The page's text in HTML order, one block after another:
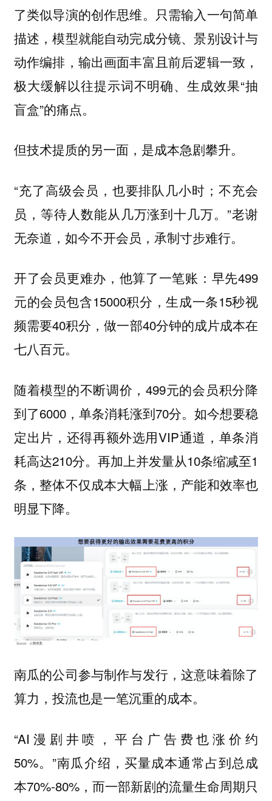
了类似导演的创作思维。只需输入一句简单
描述，模型就能自动完成分镜、景别设计与
动作编排，输出画面丰富且前后逻辑一致，
极大缓解以往提示词不明确、生成效果“抽
盲盒”的痛点。
但技术提质的另一面，是成本急剧攀升。
“充了高级会员，也要排队几小时；不充会
员，等待人数能从几万涨到十几万。”老谢
无奈道，如今不开会员，承制寸步难行。
开了会员更难办，他算了一笔账：早先499
元的会员包含15000积分，生成一条15秒视
频需要40积分，做一部40分钟的成片成本在
七八百元。
随着模型的不断调价，499元的会员积分降
到了6000，单条消耗涨到70分。如今想要稳
定出片，还得再额外选用VIP通道，单条消
耗高达210分。再加上并发量从10条缩减至1
条，整体不仅成本大幅上涨，产能和效率也
明显下降。
南瓜的公司参与制作与发行，这意味着除了
算力，投流也是一笔沉重的成本。
“AI漫剧井喷，平台广告费也涨价约
50%。”南瓜介绍，买量成本通常占到总成
本70%-80%，而一部新剧的流量生命周期只